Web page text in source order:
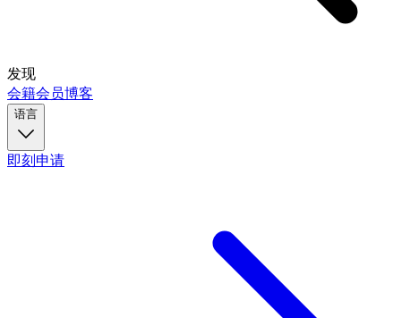
发现
会籍会员博客
语言
即刻申请